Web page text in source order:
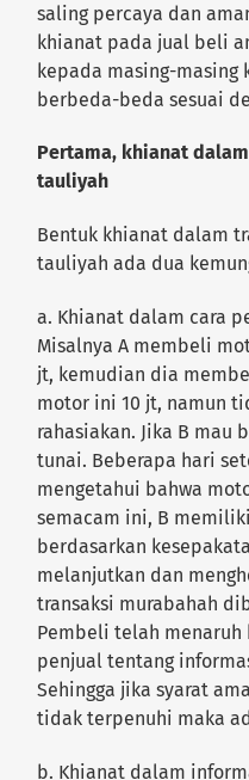
saling percaya dan
khianat pada jual beli
kepada masing-masing
berbeda-beda sesuai
Pertama, khianat
tauliyah
Bentuk khianat dalam
tauliyah ada dua
a. Khianat dalam cara
Misalnya A membeli
jt, kemudian dia
motor ini 10 jt, namun
rahasiakan. Jika B mau
tunai. Beberapa hari
mengetahui bahwa
semacam ini, B
berdasarkan
melanjutkan dan
transaksi murabahah
Pembeli telah menaruh
penjual tentang
Sehingga jika syarat
tidak terpenuhi maka
b. Khianat dalam